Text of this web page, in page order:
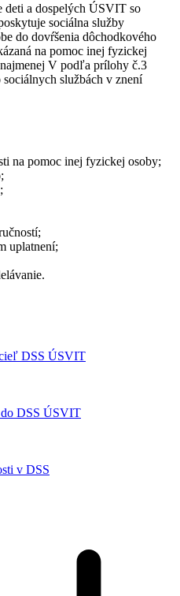
deti a dospelých ÚSVIT so
sociálna služby
do dovŕšenia dôchodkového
na pomoc inej fyzickej
V podľa prílohy č.3
službách v znení
na pomoc inej fyzickej osoby;
uplatnení;
DSS ÚSVIT
do DSS ÚSVIT
v DSS